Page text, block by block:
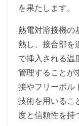
を果たします。
熱電対溶接機の
熱し、接合部を
で挿入される温
管理することが
接やフリーボル
技術を用いるこ
度と信頼性を持